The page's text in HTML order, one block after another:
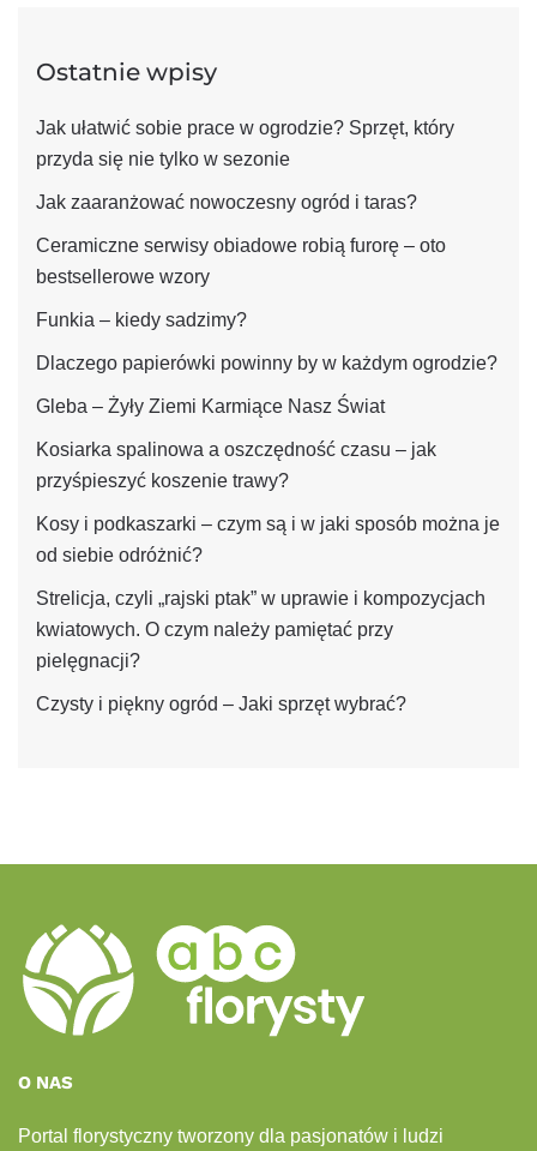
Ostatnie wpisy
Jak ułatwić sobie prace w ogrodzie? Sprzęt, który
przyda się nie tylko w sezonie
Jak zaaranżować nowoczesny ogród i taras?
Ceramiczne serwisy obiadowe robią furorę – oto
bestsellerowe wzory
Funkia – kiedy sadzimy?
Dlaczego papierówki powinny by w każdym ogrodzie?
Gleba – Żyły Ziemi Karmiące Nasz Świat
Kosiarka spalinowa a oszczędność czasu – jak
przyśpieszyć koszenie trawy?
Kosy i podkaszarki – czym są i w jaki sposób można je
od siebie odróżnić?
Strelicja, czyli „rajski ptak” w uprawie i kompozycjach
kwiatowych. O czym należy pamiętać przy
pielęgnacji?
Czysty i piękny ogród – Jaki sprzęt wybrać?
O NAS
Portal florystyczny tworzony dla pasjonatów i ludzi